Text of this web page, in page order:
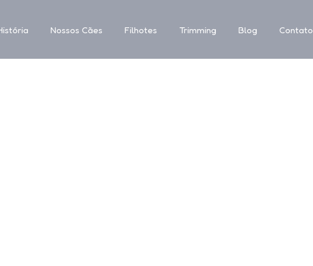
Nossos Cães Filhotes Trimming Blog Contato